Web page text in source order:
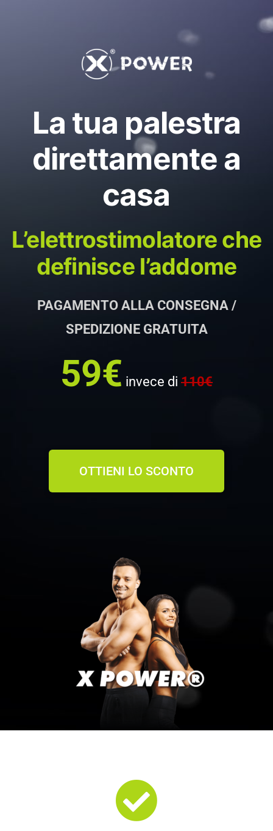
La tua palestra
direttamente a
casa
L’elettrostimolatore che
definisce l’addome
PAGAMENTO ALLA CONSEGNA /
SPEDIZIONE GRATUITA
59€ invece di 110€
OTTIENI LO SCONTO